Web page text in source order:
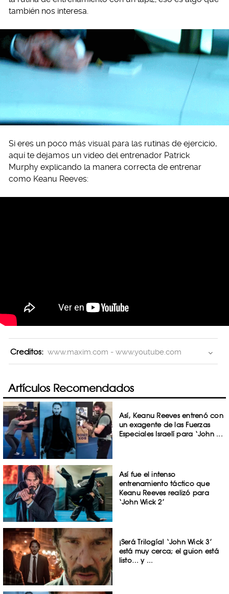
también nos interesa.
Si eres un poco más visual para las rutinas de ejercicio,
aquí te dejamos un video del entrenador Patrick
Murphy explicando la manera correcta de entrenar
como Keanu Reeves:
Creditos: www.maxim.com - www.youtube.com
Artículos Recomendados
Así, Keanu Reeves entrenó con
un exagente de las Fuerzas
Especiales Israelí para ‘John ...
Así fue el intenso
entrenamiento táctico que
Keanu Reeves realizó para
‘John Wick 2’
¡Será Trilogía! ‘John Wick 3’
está muy cerca; el guion está
listo… y ...